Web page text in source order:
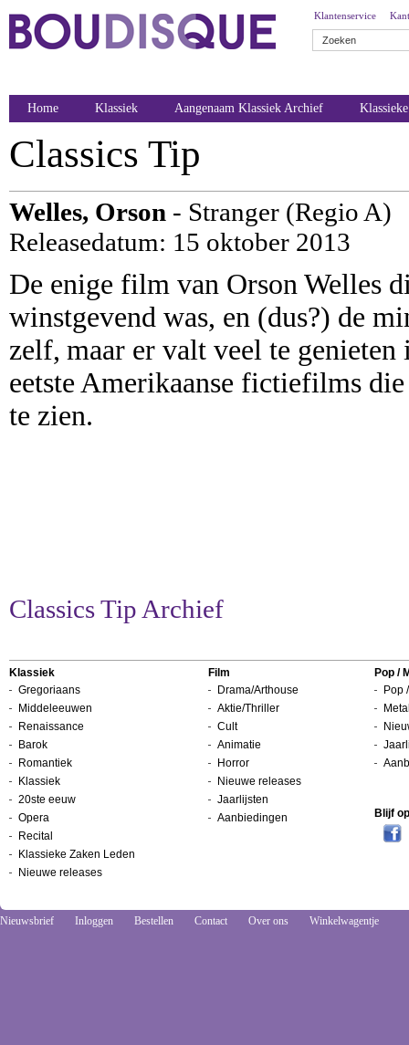
Klantenservice
Home Klassiek Aangenaam Klassiek Archief
Classics Tip
Welles, Orson - Stranger (Regio A)
Releasedatum: 15 oktober 2013
De enige film van Orson Welles
winstgevend was, en (dus?) de
zelf, maar er valt veel te
eetste Amerikaanse fictiefilms
te zien.
Classics Tip Archief
Klassiek
Gregoriaans
Middeleeuwen
Renaissance
Barok
Romantiek
Klassiek
20ste eeuw
Opera
Recital
Klassieke Zaken Leden
Nieuwe releases
Film
Drama/Arthouse
Aktie/Thriller
Cult
Animatie
Horror
Nieuwe releases
Jaarlijsten
Aanbiedingen
Pop /
Pop
Blijf
Nieuwsbrief Inloggen Bestellen Contact Over ons Winkelwagentje